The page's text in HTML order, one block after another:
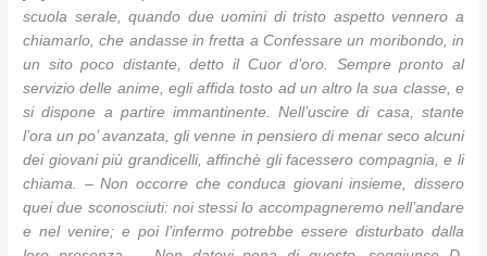
scuola serale, quando due uomini di tristo aspetto vennero a
chiamarlo, che andasse in fretta a Confessare un moribondo, in
un sito poco distante, detto il Cuor d’oro. Sempre pronto al
servizio delle anime, egli affida tosto ad un altro la sua classe, e
si dispone a partire immantinente. Nell’uscire di casa, stante
l’ora un po’ avanzata, gli venne in pensiero di menar seco alcuni
dei giovani più grandicelli, affinchè gli facessero compagnia, e li
chiama. – Non occorre che conduca giovani insieme, dissero
quei due sconosciuti: noi stessi lo accompagneremo nell’andare
e nel venire; e poi l’infermo potrebbe essere disturbato dalla